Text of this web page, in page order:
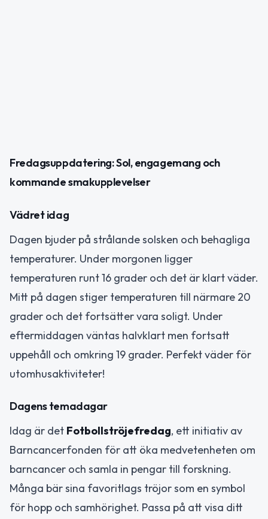
Fredagsuppdatering: Sol, engagemang och
kommande smakupplevelser
Vädret idag
Dagen bjuder på strålande solsken och behagliga
temperaturer. Under morgonen ligger
temperaturen runt 16 grader och det är klart väder.
Mitt på dagen stiger temperaturen till närmare 20
grader och det fortsätter vara soligt. Under
eftermiddagen väntas halvklart men fortsatt
uppehåll och omkring 19 grader. Perfekt väder för
utomhusaktiviteter!
Dagens temadagar
Idag är det Fotbollströjefredag, ett initiativ av
Barncancerfonden för att öka medvetenheten om
barncancer och samla in pengar till forskning.
Många bär sina favoritlags tröjor som en symbol
för hopp och samhörighet. Passa på att visa ditt